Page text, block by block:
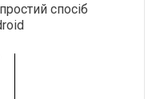
спосіб